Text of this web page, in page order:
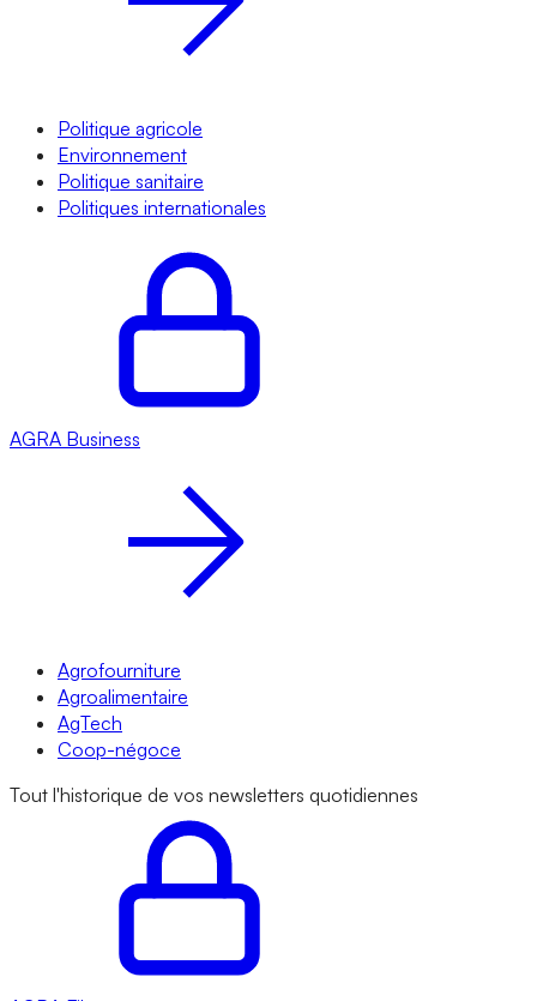
Politique agricole
Environnement
Politique sanitaire
Politiques internationales
AGRA Business
Agrofourniture
Agroalimentaire
AgTech
Coop-négoce
Tout l'historique de vos newsletters quotidiennes